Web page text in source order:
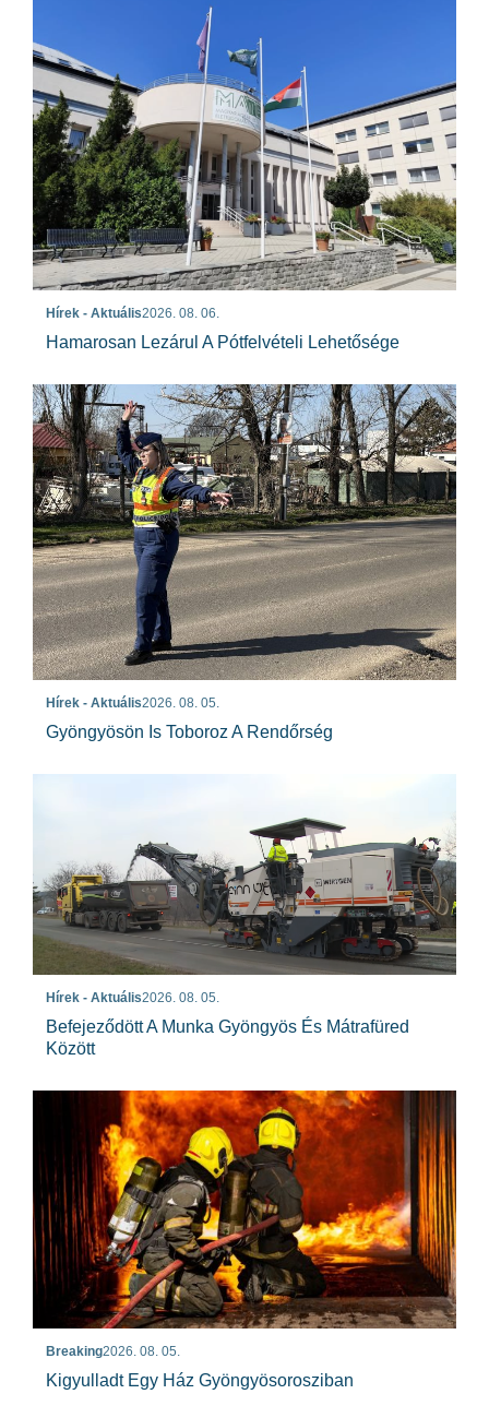
Hírek - Aktuális2026. 08. 06.
Hamarosan Lezárul A Pótfelvételi Lehetősége
Hírek - Aktuális2026. 08. 05.
Gyöngyösön Is Toboroz A Rendőrség
Hírek - Aktuális2026. 08. 05.
Befejeződött A Munka Gyöngyös És Mátrafüred
Között
Breaking2026. 08. 05.
Kigyulladt Egy Ház Gyöngyösorosziban